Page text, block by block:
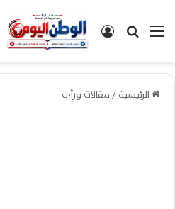
القائمةبحث عن تسجيل الدخول
الرئيسية/مقالات ورأى